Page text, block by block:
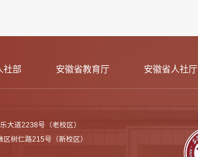
社部 安徽省教育厅 安徽省人社厅
大道2238号（老校区）
仁路215号（新校区）